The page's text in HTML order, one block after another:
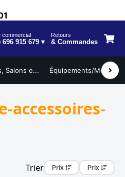
commercial
696 915 679 ▾
Retours
& Commandes
Salons e... Équipements/Mobilier
accessoires-
Trier Prix Prix